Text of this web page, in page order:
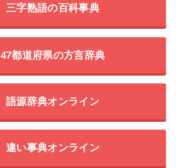
三字熟語の百科事典
47都道府県の方言辞典
語源辞典オンライン
違い事典オンライン